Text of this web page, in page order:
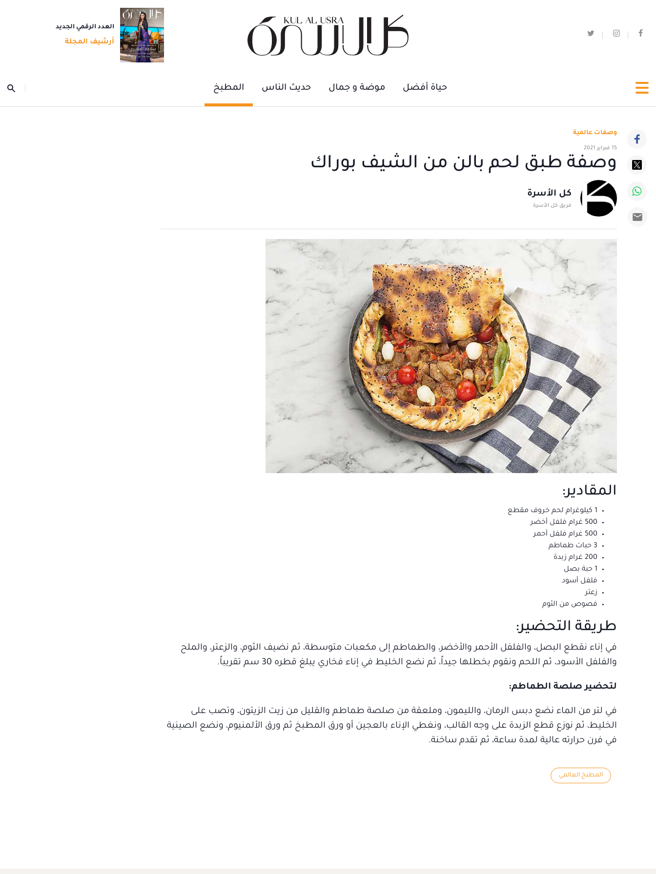
العدد الرقمي الجديد
أرشيف المجلة
حياة أفضل موضة و جمال حديث الناس المطبخ
وصفات عالمية
15 فبراير 2021
وصفة طبق لحم بالن من الشيف بوراك
كل الأسرة
فريق كل الأسرة
المقادير:
1 كيلوغرام لحم خروف مقطع
500 غرام فلفل أخضر
500 غرام فلفل أحمر
3 حبات طماطم
200 غرام زبدة
1 حبة بصل
فلفل أسود
زعتر
فصوص من الثوم
طريقة التحضير:
في إناء نقطع البصل، والفلفل الأحمر والأخضر، والطماطم إلى مكعبات متوسطة، ثم نضيف الثوم، والزعتر، والملح
والفلفل الأسود، ثم اللحم ونقوم بخطلها جيداً، ثم نضع الخليط في إناء فخاري يبلغ قطره 30 سم تقريباً.
لتحضير صلصة الطماطم:
في لتر من الماء نضع دبس الرمان، والليمون، وملعقة من صلصة طماطم والقليل من زيت الزيتون، وتصب على
الخليط، ثم نوزع قطع الزبدة على وجه القالب، ونغطي الإناء بالعجين أو ورق المطبخ ثم ورق الألمنيوم، ونضع الصينية
في فرن حرارته عالية لمدة ساعة، ثم تقدم ساخنة.
المطبخ العالمي